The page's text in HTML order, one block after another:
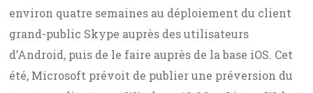
environ quatre semaines au déploiement du client
grand-public Skype auprès des utilisateurs
d’Android, puis de le faire auprès de la base iOS. Cet
été, Microsoft prévoit de publier une préversion du